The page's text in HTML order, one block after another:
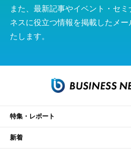
また、最新記事やイベント・セ
ネスに役立つ情報を掲載したメ
たします。
特集・レポート
新着